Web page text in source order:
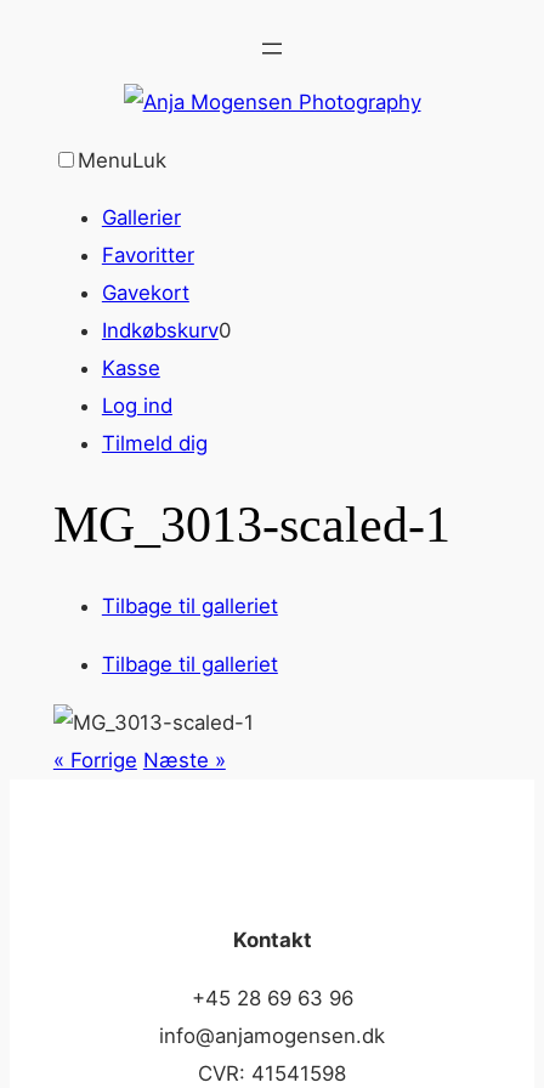
MenuLuk
Gallerier
Favoritter
Gavekort
Indkøbskurv0
Kasse
Log ind
Tilmeld dig
MG_3013-scaled-1
Tilbage til galleriet
Tilbage til galleriet
« Forrige Næste »
Kontakt
+45 28 69 63 96
info@anjamogensen.dk
CVR: 41541598